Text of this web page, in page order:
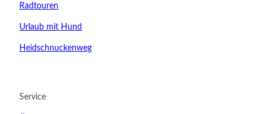
Radtouren
Urlaub mit Hund
Heidschnuckenweg
Service